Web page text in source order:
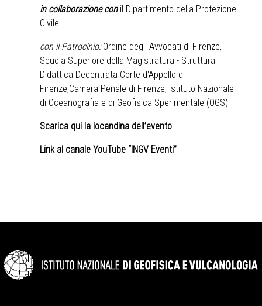
in collaborazione conil Dipartimento della Protezione
Civile
con il Patrocinio:Ordine degli Avvocati di Firenze,
Scuola Superiore della Magistratura - Struttura
Didattica Decentrata Corte d'Appello di
Firenze,Camera Penale di Firenze, Istituto Nazionale
di Oceanografia e di Geofisica Sperimentale (OGS)
Scarica qui la locandina dell’evento
Link al canale YouTube “INGV Eventi”